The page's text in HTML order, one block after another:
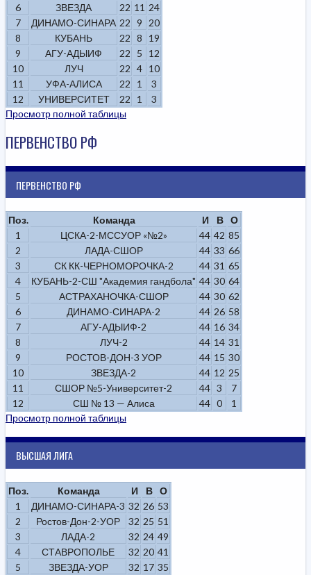
6
ЗВЕЗДА 22 11 24
7
ДИНАМО-СИНАРА 22 9
20
8
КУБАНЬ 22 8
19
9
АГУ-АДЫИФ 22 5
12
10
ЛУЧ 22 4 10
11
УФА-АЛИСА 22 1
3
12
УНИВЕРСИТЕТ 22 1
3
Просмотр полной таблицы
ПЕРВЕНСТВО РФ
ПЕРВЕНСТВО РФ
Поз. Команда И В
О
1
ЦСКА-2-МССУОР «№2» 44 42 85
2
ЛАДА-СШОР 44 33 66
3
СК КК-ЧЕРНОМОРОЧКА-2 44 31 65
4
КУБАНЬ-2-СШ "Академия гандбола" 44 30 64
5
АСТРАХАНОЧКА-СШОР 44 30 62
6
ДИНАМО-СИНАРА-2 44 26 58
7
АГУ-АДЫИФ-2 44 16 34
8
ЛУЧ-2 44 14 31
9
РОСТОВ-ДОН-3 УОР 44 15 30
10
ЗВЕЗДА-2 44 12 25
11
СШОР №5-Университет-2 44 3
7
12
СШ № 13 — Алиса 44 0
1
Просмотр полной таблицы
ВЫСШАЯ ЛИГА
Поз. Команда И В
О
1
ДИНАМО-СИНАРА-3 32 26 53
2
Ростов-Дон-2-УОР 32 25 51
3
ЛАДА-2 32 24 49
4
СТАВРОПОЛЬЕ 32 20 41
5
ЗВЕЗДА-УОР 32 17 35